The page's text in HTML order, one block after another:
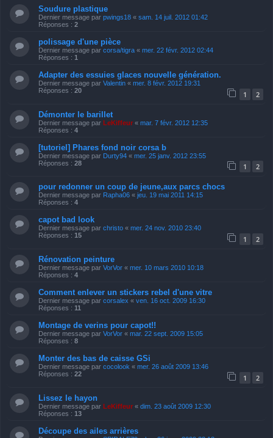
Soudure plastique
Dernier message par pwings18 « sam. 14 juil. 2012 01:42
Réponses : 2
polissage d'une pièce
Dernier message par corsa/tigra « mer. 22 févr. 2012 02:44
Réponses : 1
Adapter des essuies glaces nouvelle génération.
Dernier message par Valentin « mer. 8 févr. 2012 19:31
Réponses : 20 1 2
Démonter le barillet
Dernier message par LeKiffeur « mar. 7 févr. 2012 12:35
Réponses : 4
[tutoriel] Phares fond noir corsa b
Dernier message par Durty94 « mer. 25 janv. 2012 23:55
Réponses : 28 1 2
pour redonner un coup de jeune,aux parcs chocs
Dernier message par Rapha06 « jeu. 19 mai 2011 14:15
Réponses : 4
capot bad look
Dernier message par christo « mer. 24 nov. 2010 23:40
Réponses : 15 1 2
Rénovation peinture
Dernier message par VorVor « mer. 10 mars 2010 10:18
Réponses : 4
Comment enlever un stickers rebel d'une vitre
Dernier message par corsalex « ven. 16 oct. 2009 16:30
Réponses : 11
Montage de verins pour capot!!
Dernier message par VorVor « mar. 22 sept. 2009 15:05
Réponses : 8
Monter des bas de caisse GSi
Dernier message par cocolook « mer. 26 août 2009 13:46
Réponses : 22 1 2
Lissez le hayon
Dernier message par LeKiffeur « dim. 23 août 2009 12:30
Réponses : 13
Découpe des ailes arrières